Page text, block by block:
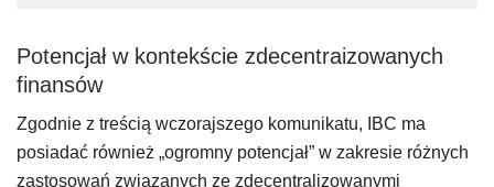
Potencjał w kontekście zdecentraizowanych
finansów
Zgodnie z treścią wczorajszego komunikatu, IBC ma
posiadać również „ogromny potencjał” w zakresie różnych
zastosowań związanych ze zdecentralizowanymi